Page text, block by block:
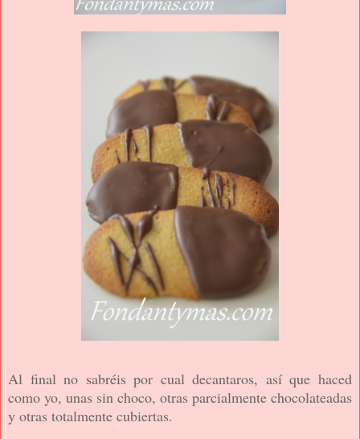
Al final no sabréis por cual decantaros, así que haced
como yo, unas sin choco, otras parcialmente chocolateadas
y otras totalmente cubiertas.